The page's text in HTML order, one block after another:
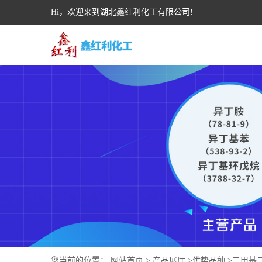
Hi，欢迎来到湖北鑫红利化工有限公司!